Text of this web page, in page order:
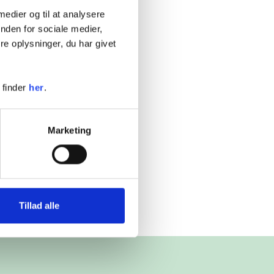
og til at analysere
for sociale medier,
oplysninger, du har givet
her.
Marketing
Tillad alle